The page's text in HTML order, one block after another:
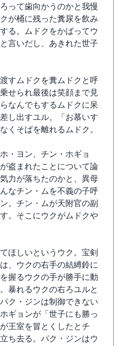
って歯向かうのかと我慢
が桶に残った糞尿を飲み
る。ムドクをかばってウ
言いだし、あきれた世子
すムドクを糞ムドクと呼
せられ最後は笑顔まで見
なんでもするムドクに呆
し出すユル。「お慕いす
くそばを離れるムドク。
・ヨン、チン・ホギョ
盗まれたことについて論
力が落ちたのかと、異母
なチン・ムを不義の子呼
。チン・ムが天附官の副
。そこにウクがムドクや
ほしいというウク。宝剣
、ウクの右手の結縛鈴に
握るウクの手が勝手に動
暴れるウクの右ろユルと
ク・ジンは制御できない
ギョンが「世子にも勝っ
王室を冒とくしたとチ
ち去る。パク・ジンはウ